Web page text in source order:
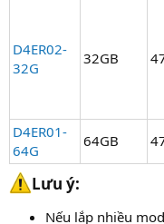
D4ER02-
32G
32GB
D4ER01-
64G
64GB
Lưu ý:​
Nếu lắp nhiều